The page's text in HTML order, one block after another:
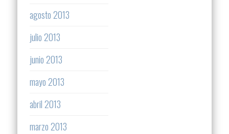
agosto 2013
julio 2013
junio 2013
mayo 2013
abril 2013
marzo 2013